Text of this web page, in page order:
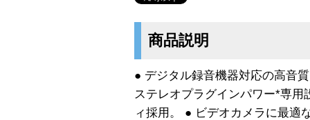
商品説明
● デジタル録音機器対応の高音
ステレオプラグインパワー*専
ィ採用。 ● ビデオカメラに最適